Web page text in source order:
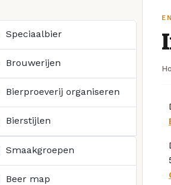
Speciaalbier
Brouwerijen
Bierproeverij organiseren
Bierstijlen
Smaakgroepen
Beer map